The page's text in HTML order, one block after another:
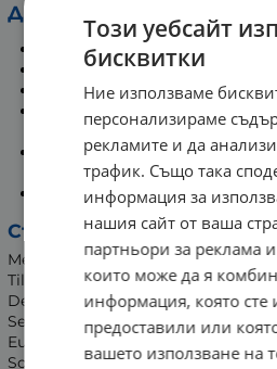
Действие:
Изглажда косата.
Придава естествен вид на
Не оставя следи.
детска коса.
Образува защитен слой,
заздравява косъма.
Придава неотразим блясък.
Състав:
Mel Extract; Sodium Hydroxide;
Tilia Cordata Flower Extract; Pvp;
Dehydroacetate; Potassium
Seed Extract; Prunus Amygdalus
Europaea Leaf Extract;
Sodium Benzoate; Dehydroacetic
Този уебсайт
бисквитки
Ние използваме
персонализираме
рекламите и да
трафик. Също така
информация за
нашия сайт от ваша
партньори за реклама
които може да я
информация, която сте
предоставили или
вашето използване на